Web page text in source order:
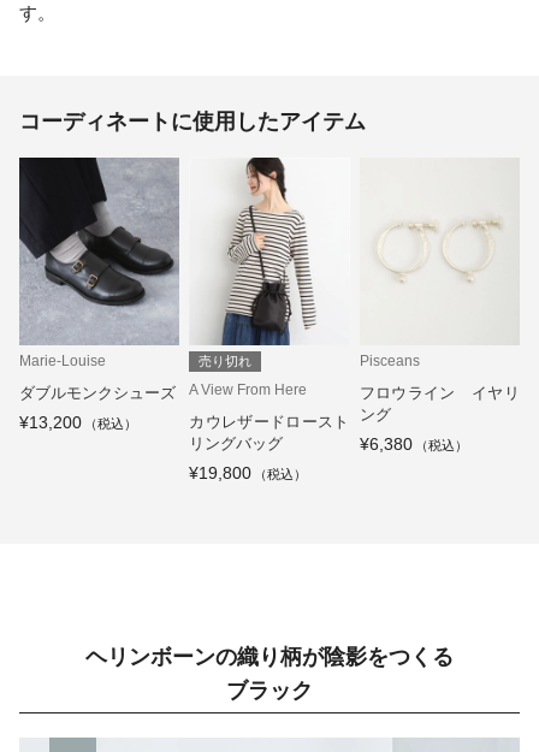
す。
コーディネートに使用したアイテム
Marie-Louise
ダブルモンクシューズ
¥13,200
売り切れ
A View From Here
カウレザードロースト
リングバッグ
¥19,800
Pisceans
フロウライン イヤリ
ング
¥6,380
ヘリンボーンの織り柄が陰影をつくる
ブラック